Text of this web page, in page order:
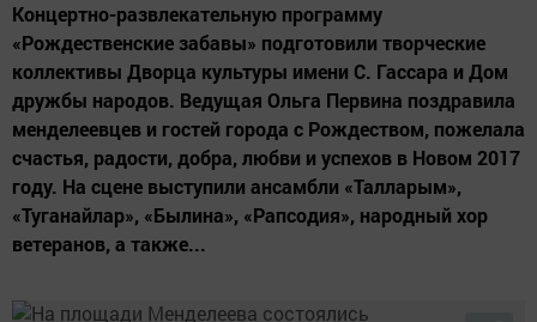
Концертно-развлекательную программу
«Рождественские забавы» подготовили творческие
коллективы Дворца культуры имени С. Гассара и Дом
дружбы народов. Ведущая Ольга Первина поздравила
менделеевцев и гостей города с Рождеством, пожелала
счастья, радости, добра, любви и успехов в Новом 2017
году. На сцене выступили ансамбли «Талларым»,
«Туганайлар», «Былина», «Рапсодия», народный хор
ветеранов, а также...